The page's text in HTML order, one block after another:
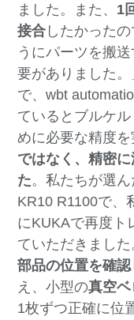
ました。また、 1
接合 したかった
うにパーツを搬
要がありました
で、wbt
ているとブルケ
めに必要な精度を
ではなく、精密
た。私たちが選ん
KR10 R1100で、
にKUKAで再度ト
ていただきました
部品の位置を確認
え、小型の真空
1枚ずつ正確に位